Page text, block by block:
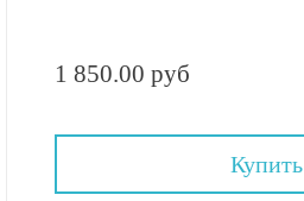
1 850.00 руб
Купить